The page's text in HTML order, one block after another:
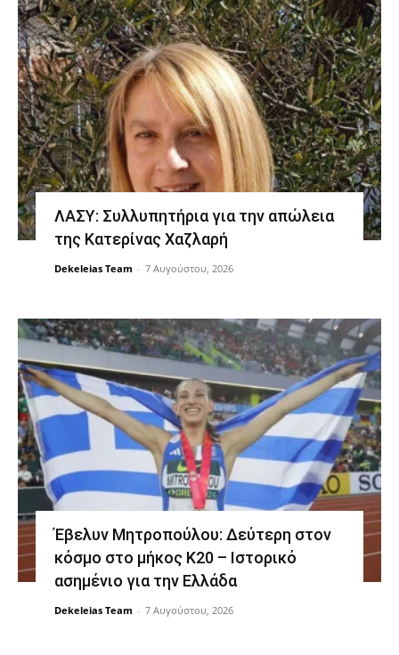
ΛΑΣΥ: Συλλυπητήρια για την απώλεια
της Κατερίνας Χαζλαρή
Dekeleias Team - 7 Αυγούστου, 2026
Έβελυν Μητροπούλου: Δεύτερη στον
κόσμο στο μήκος Κ20 – Ιστορικό
ασημένιο για την Ελλάδα
Dekeleias Team - 7 Αυγούστου, 2026